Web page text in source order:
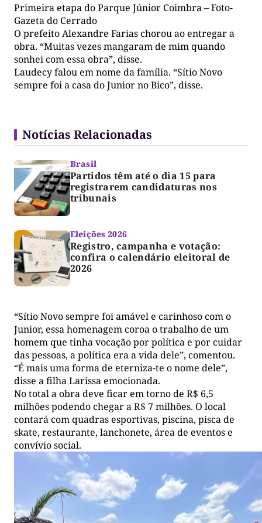
Primeira etapa do Parque Júnior Coimbra – Foto-
Gazeta do Cerrado
O prefeito Alexandre Farias chorou ao entregar a
obra. “Muitas vezes mangaram de mim quando
sonhei com essa obra”, disse.
Laudecy falou em nome da família. “Sítio Novo
sempre foi a casa do Junior no Bico”, disse.
Notícias Relacionadas
Brasil
Partidos têm até o dia 15 para
registrarem candidaturas nos
tribunais
Eleições 2026
Registro, campanha e votação:
confira o calendário eleitoral de
2026
“Sítio Novo sempre foi amável e carinhoso com o
Junior, essa homenagem coroa o trabalho de um
homem que tinha vocação por política e por cuidar
das pessoas, a política era a vida dele”, comentou.
“É mais uma forma de eterniza-te o nome dele”,
disse a filha Larissa emocionada.
No total a obra deve ficar em torno de R$ 6,5
milhões podendo chegar a R$ 7 milhões. O local
contará com quadras esportivas, piscina, pisca de
skate, restaurante, lanchonete, área de eventos e
convívio social.